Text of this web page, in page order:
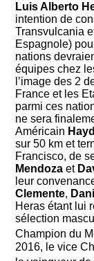
Luis Alberto
intention de
Transvulcania
Espagnole)
nations
équipes chez
l’image des 2
France et les
parmi ces
ne sera
Américain
sur 50 km et
Francisco, de
Mendozaet
leur
Clemente,
Heras étant lui
sélection
Champion du
2016, le vice